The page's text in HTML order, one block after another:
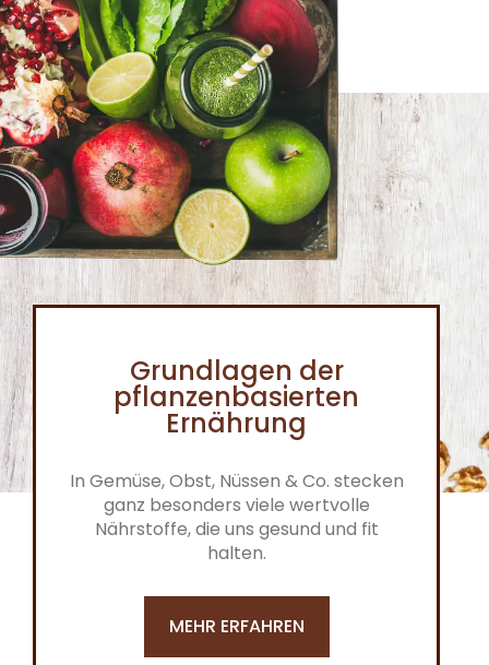
Grundlagen der
pflanzenbasierten
Ernährung
In Gemüse, Obst, Nüssen & Co. stecken
ganz besonders viele wertvolle
Nährstoffe, die uns gesund und fit
halten.
MEHR ERFAHREN